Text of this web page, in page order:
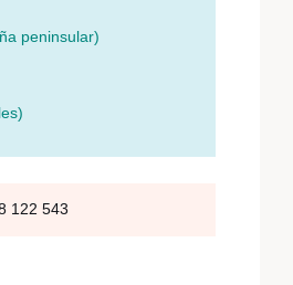
peninsular)
122 543